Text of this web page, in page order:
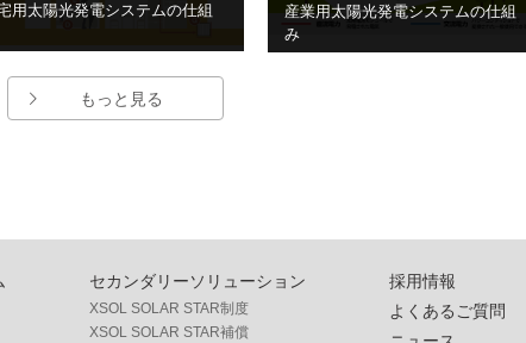
用太陽光発電システムの仕組
産業用太陽光発電システムの仕組
み
もっと見る
セカンダリーソリューション
XSOL SOLAR STAR制度
XSOL SOLAR STAR補償
採用情報
よくあるご質問